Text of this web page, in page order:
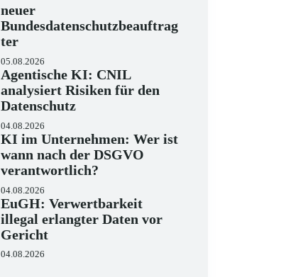
neuer
Bundesdatenschutzbeauftrag
ter
05.08.2026
Agentische KI: CNIL
analysiert Risiken für den
Datenschutz
04.08.2026
KI im Unternehmen: Wer ist
wann nach der DSGVO
verantwortlich?
04.08.2026
EuGH: Verwertbarkeit
illegal erlangter Daten vor
Gericht
04.08.2026